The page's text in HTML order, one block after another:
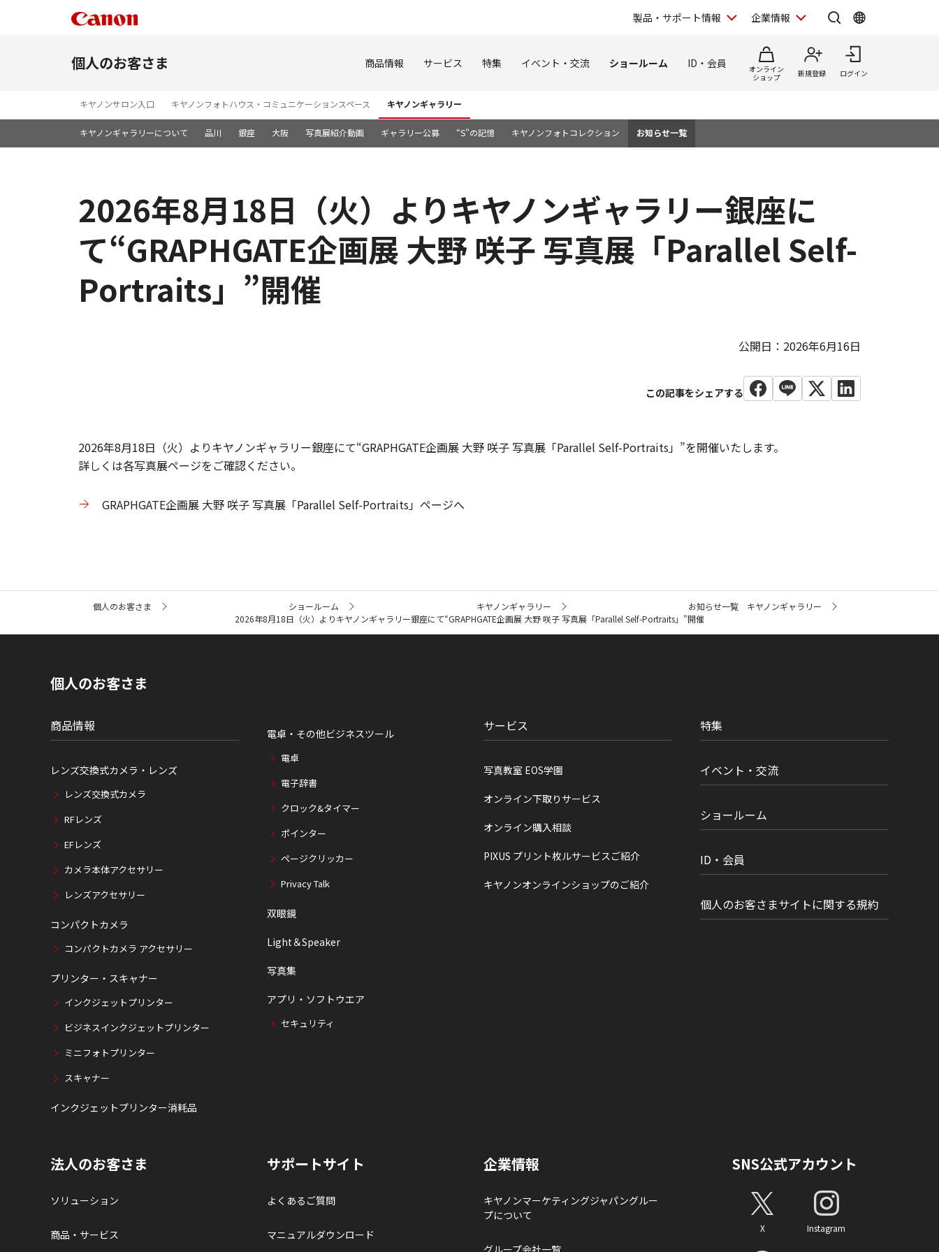
製品・サポート情報 企業情報
個人のお客さま 商品情報 サービス 特集 イベント・交流 ショールーム ID・会員
オンライン
ショップ
新規登録 ログイン
キヤノンサロン入口 キヤノンフォトハウス・コミュニケーションスペース キヤノンギャラリー
キヤノンギャラリーについて 品川 銀座 大阪 写真展紹介動画 ギャラリー公募 “S”の記憶 キヤノンフォトコレクション お知らせ一覧
2026年8月18日（火）よりキヤノンギャラリー銀座に
て“GRAPHGATE企画展 大野 咲子 写真展「Parallel Self-
Portraits」”開催
公開日：2026年6月16日
2026年8月18日（火）よりキヤノンギャラリー銀座にて“GRAPHGATE企画展 大野 咲子 写真展「Parallel Self-Portraits」”を開催いたします。
​詳しくは各写真展ページをご確認ください。
GRAPHGATE企画展 大野 咲子 写真展「Parallel Self-Portraits」ページへ
内
個人のお客さま ショールーム キヤノンギャラリー
お知らせ一覧 キヤノンギャラリー
2026年8月18日（火）よりキヤノンギャラリー銀座にて“GRAPHGATE企画展 大野 咲子 写真展「Parallel Self-Portraits」”開催
個人のお客さま
商品情報
レンズ交換式カメラ・レンズ
レンズ交換式カメラ
RFレンズ
EFレンズ
カメラ本体アクセサリー
レンズアクセサリー
コンパクトカメラ
コンパクトカメラ アクセサリー
プリンター・スキャナー
インクジェットプリンター
ビジネスインクジェットプリンター
ミニフォトプリンター
スキャナー
インクジェットプリンター消耗品
電卓・その他ビジネスツール
電卓
電子辞書
クロック&タイマー
ポインター
ページクリッカー
Privacy Talk
双眼鏡
Light＆Speaker
写真集
アプリ・ソフトウエア
セキュリティ
サービス
写真教室 EOS学園
オンライン下取りサービス
オンライン購入相談
PIXUS プリント枚ルサービスご紹介
キヤノンオンラインショップのご紹介
特集
イベント・交流
ショールーム
ID・会員
個人のお客さまサイトに関する規約
法人のお客さま
ソリューション
商品・サービス
サポートサイト
よくあるご質問
マニュアルダウンロード
企業情報
キヤノンマーケティングジャパングルー
プについて
グループ会社一覧
SNS公式アカウント
X Instagram